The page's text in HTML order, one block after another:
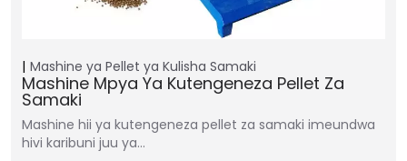
Mashine ya Pellet ya Kulisha Samaki
Mashine Mpya Ya Kutengeneza Pellet Za
Samaki
Mashine hii ya kutengeneza pellet za samaki imeundwa
hivi karibuni juu ya…